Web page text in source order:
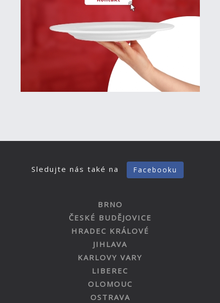
Sledujte nás také na Facebooku
BRNO
ČESKÉ BUDĚJOVICE
HRADEC KRÁLOVÉ
JIHLAVA
KARLOVY VARY
LIBEREC
OLOMOUC
OSTRAVA